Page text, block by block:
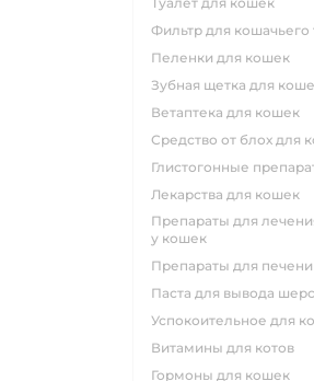
фильтр для кошачьего
пеленки для кошек
зубная щетка для
ветаптека для кошек
средство от блох для
глистогонные
лекарства для кошек
препараты для лечения кожных заболеваний
у кошек
препараты для
паста для вывода
успокоительное для
витамины для котов
гормоны для кошек